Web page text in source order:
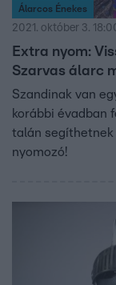
Álarcos Énekes
2021. október 3.
Extra nyom:
Szarvas álarc
Szandinak van
korábbi évadban
talán segíthetnek
nyomozó!